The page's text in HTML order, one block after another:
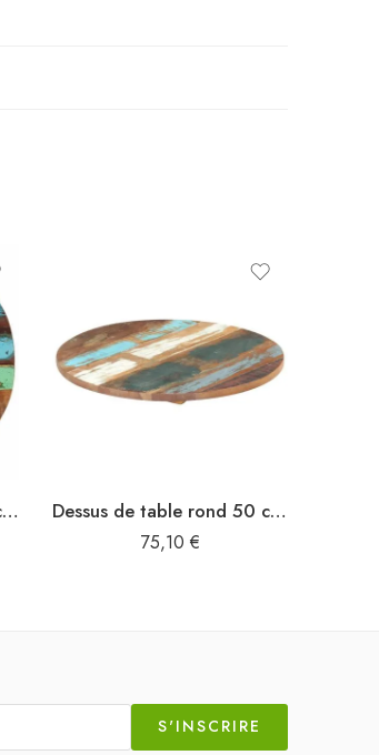
Dessus de table rond 60 cm 25-27 mm Bois de récupération solide Dessus de table rond 50 cm 25-27 mm Bois de récupération solide
75,10 €
S'INSCRIRE